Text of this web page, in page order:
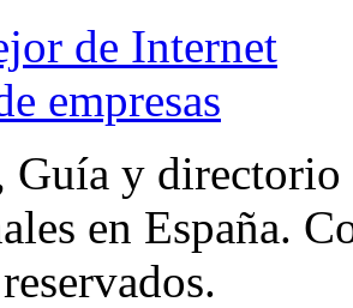
de Internet
empresas
Guía y directorio
en España.